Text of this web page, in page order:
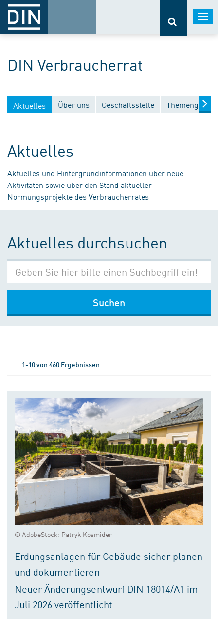
DIN Verbraucherrat
Aktuelles Über uns Geschäftsstelle
Aktuelles
Aktuelles und Hintergrundinformationen über neue
Aktivitäten sowie über den Stand aktueller
Normungsprojekte des Verbraucherrates
Aktuelles durchsuchen
Suchen
1-10 von 460 Ergebnissen
© AdobeStock: Patryk Kosmider
Erdungsanlagen für Gebäude sicher planen
und dokumentieren
Neuer Änderungsentwurf DIN 18014/A1 im
Juli 2026 veröffentlicht